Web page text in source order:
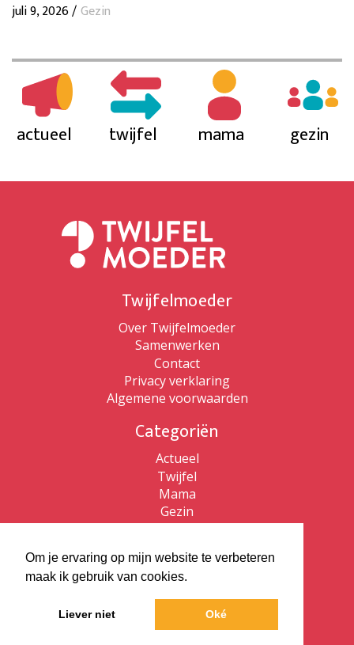
Om je ervaring op mijn website te verbeteren
maak ik gebruik van cookies.
Liever niet Oké
juli 9, 2026 /Gezin
actueel twijfel mama gezin
Twijfelmoeder
Over Twijfelmoeder
Samenwerken
Contact
Privacy verklaring
Algemene voorwaarden
Categoriën
Actueel
Twijfel
Mama
Gezin
Patricia de Ryck
Patricia de Ryck
Vlaams kijken